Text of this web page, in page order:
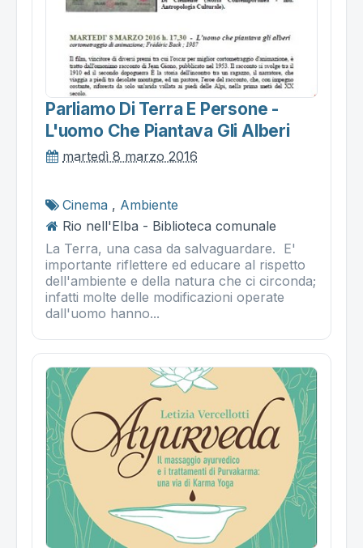
Parliamo Di Terra E Persone -
L'uomo Che Piantava Gli Alberi
martedì 8 marzo 2016
Cinema , Ambiente
Rio nell'Elba - Biblioteca comunale
La Terra, una casa da salvaguardare. E'
importante riflettere ed educare al rispetto
dell'ambiente e della natura che ci circonda;
infatti molte delle modificazioni operate
dall'uomo hanno...